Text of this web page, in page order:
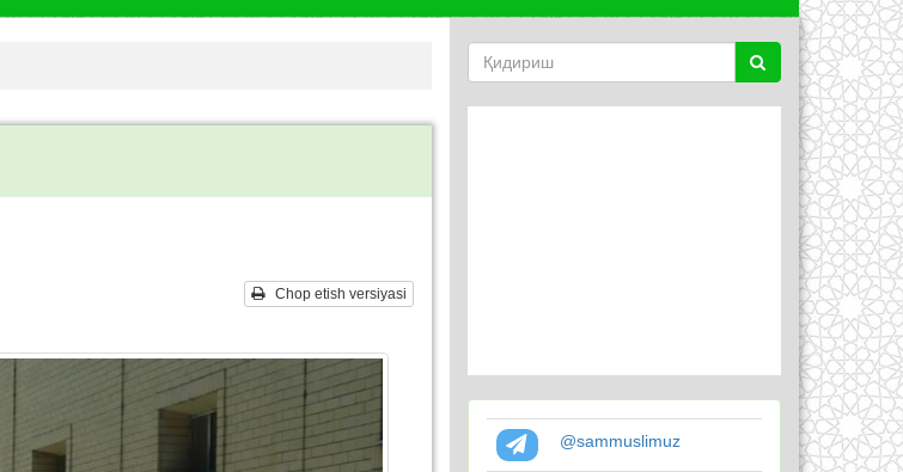
Chop etish versiyasi
@sammuslimuz